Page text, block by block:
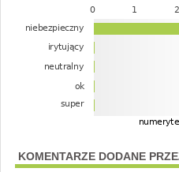
KOMENTARZE DODANE